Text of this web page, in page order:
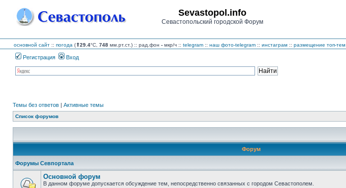
Sevastopol.info
Севастопольский городской Форум
основной сайт :: погода (⇑29.4°C, 748 мм.рт.ст.) :: рад.фон - мкр/ч :: telegram :: наш фото-telegram :: инстаграм :: размещение топ-тем
Регистрация Вход
Темы без ответов | Активные темы
Список форумов
Форум
Форумы Севпортала
Основной форум
В данном форуме допускается обсуждение тем, непосредственно связанных с городом Севастополем.